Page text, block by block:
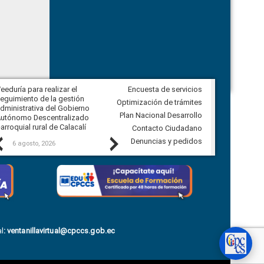
Previous
para realizar el
de la gestión
del Gobierno
Descentralizado
rural de Calacalí
6 agosto, 2026
Veeduría para vigilar los acuerdos,
derivados de la Audiencia Pública
comunidad Urbina, parroquia la
Carolina
5 agosto, 2026
Next
Encuesta de servicios
Optimización de trámites
Plan Nacional Desarrollo
Contacto Ciudadano
Denuncias y pedidos
:ventanillavirtual@cpccs.gob.ec